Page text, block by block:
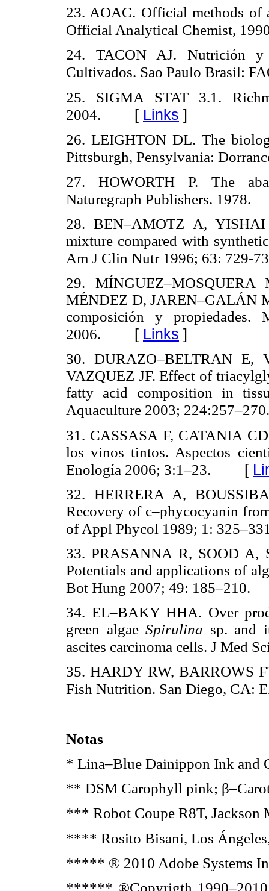
23. AOAC. Official methods of
Official Analytical Chemist,
24. TACON AJ. Nutrición y
Cultivados. Sao Paulo Brasil:
25. SIGMA STAT 3.1.
2004. [ Links ]
26. LEIGHTON DL. The
Pittsburgh, Pensylvania:
27. HOWORTH P. The
Naturegraph Publishers. 1978.
28. BEN–AMOTZ A,
mixture compared with
Am J Clin Nutr 1996; 63: 729-
29.
MÉNDEZ D, JAREN–GALÁN
composición y propiedades.
2006. [ Links ]
30. DURAZO–BELTRAN
VAZQUEZ JF. Effect of
fatty acid composition in
Aquaculture 2003; 224:257–270.
31. CASSASA F, CATANIA
los vinos tintos. Aspectos
Enología 2006; 3:1–23. [
32. HERRERA A,
Recovery of c–phycocyanin
of Appl Phycol 1989; 1:
33. PRASANNA R, SOOD
Potentials and applications of
Bot Hung 2007; 49: 185–210.
34. EL–BAKY HHA. Over
green algaeSpirulina sp. and
ascites carcinoma cells. J Med
35. HARDY RW, BARROWS
Fish Nutrition. San Diego, CA:
Notas
* Lina–Blue Dainippon Ink and
** DSM Carophyll pink;
*** Robot Coupe R8T, Jackson
**** Rosito Bisani, Los
***** ® 2010 Adobe Systems
****** ®Copyrigth